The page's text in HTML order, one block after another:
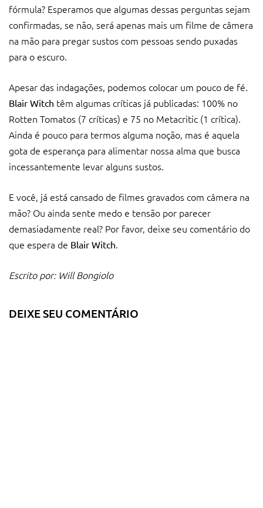
fórmula? Esperamos que algumas dessas perguntas sejam
confirmadas, se não, será apenas mais um filme de câmera
na mão para pregar sustos com pessoas sendo puxadas
para o escuro.
Apesar das indagações, podemos colocar um pouco de fé.
Blair Witch têm algumas críticas já publicadas: 100% no
Rotten Tomatos (7 críticas) e 75 no Metacritic (1 crítica).
Ainda é pouco para termos alguma noção, mas é aquela
gota de esperança para alimentar nossa alma que busca
incessantemente levar alguns sustos.
E você, já está cansado de filmes gravados com câmera na
mão? Ou ainda sente medo e tensão por parecer
demasiadamente real? Por favor, deixe seu comentário do
que espera de Blair Witch.
Escrito por: Will Bongiolo
DEIXE SEU COMENTÁRIO